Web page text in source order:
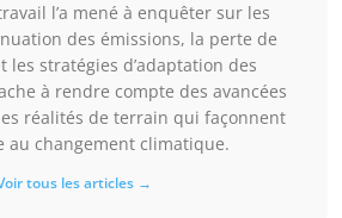
l’a mené à enquêter sur les
des émissions, la perte de
les stratégies d’adaptation des
à rendre compte des avancées
réalités de terrain qui façonnent
au changement climatique.
tous les articles →